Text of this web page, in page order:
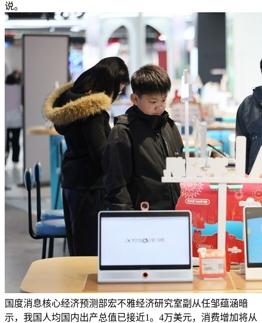
说。
国度消息核心经济预测部宏不雅经济研究室副从任邹蕴涵暗
示，我国人均国内出产总值已接近1。4万美元，消费增加将从